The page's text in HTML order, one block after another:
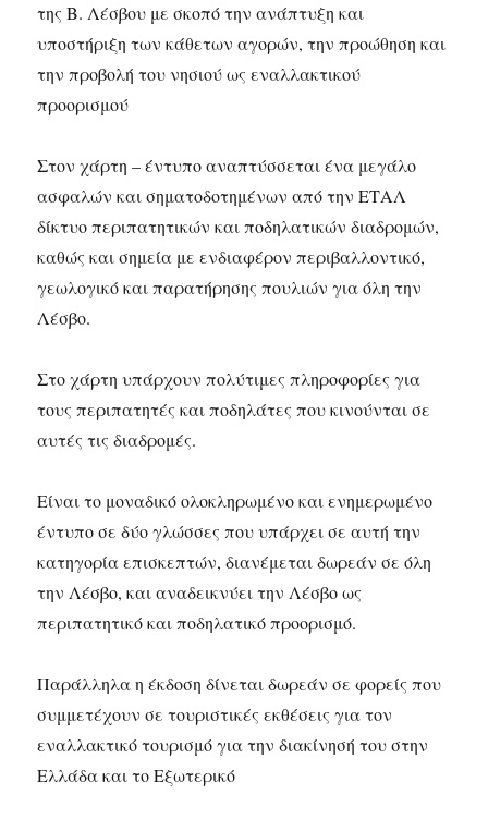
της Β. Λέσβου με σκοπό την ανάπτυξη και
υποστήριξη των κάθετων αγορών, την προώθηση και
την προβολή του νησιού ως εναλλακτικού
προορισμού
Στον χάρτη – έντυπο αναπτύσσεται ένα μεγάλο
ασφαλών και σηματοδοτημένων από την ΕΤΑΛ
δίκτυο περιπατητικών και ποδηλατικών διαδρομών,
καθώς και σημεία με ενδιαφέρον περιβαλλοντικό,
γεωλογικό και παρατήρησης πουλιών για όλη την
Λέσβο.
Στο χάρτη υπάρχουν πολύτιμες πληροφορίες για
τους περιπατητές και ποδηλάτες που κινούνται σε
αυτές τις διαδρομές.
Είναι το μοναδικό ολοκληρωμένο και ενημερωμένο
έντυπο σε δύο γλώσσες που υπάρχει σε αυτή την
κατηγορία επισκεπτών, διανέμεται δωρεάν σε όλη
την Λέσβο, και αναδεικνύει την Λέσβο ως
περιπατητικό και ποδηλατικό προορισμό.
Παράλληλα η έκδοση δίνεται δωρεάν σε φορείς που
συμμετέχουν σε τουριστικές εκθέσεις για τον
εναλλακτικό τουρισμό για την διακίνησή του στην
Ελλάδα και το Εξωτερικό